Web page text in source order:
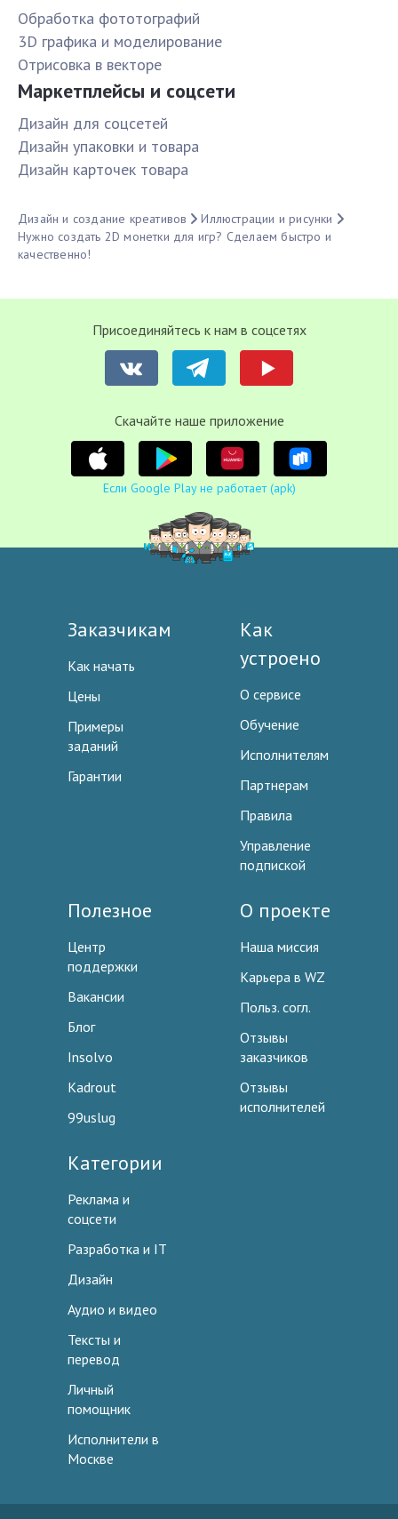
Обработка фототографий
3D графика и моделирование
Отрисовка в векторе
Маркетплейсы и соцсети
Дизайн для соцсетей
Дизайн упаковки и товара
Дизайн карточек товара
Дизайн и создание креативов
Иллюстрации и рисунки
Нужно создать 2D монетки для игр? Сделаем быстро и
качественно!
Присоединяйтесь к нам в соцсетях
Cкачайте наше приложение
Если Google Play не работает (apk)
Заказчикам
Как начать
Цены
Примеры
заданий
Гарантии
Как
устроено
О сервисе
Обучение
Исполнителям
Партнерам
Правила
Управление
подпиской
Полезное
Центр
поддержки
Вакансии
Блог
Insolvo
Kadrout
99uslug
О проекте
Наша миссия
Карьера в WZ
Польз. согл.
Отзывы
заказчиков
Отзывы
исполнителей
Категории
Реклама и
соцсети
Разработка и IT
Дизайн
Аудио и видео
Тексты и
перевод
Личный
помощник
Исполнители в
Москве